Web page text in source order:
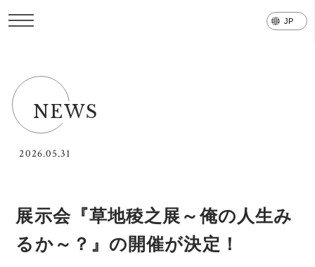
NEWS
2026.05.31
展示会『草地稜之展～俺の人生み
るか～？』の開催が決定！